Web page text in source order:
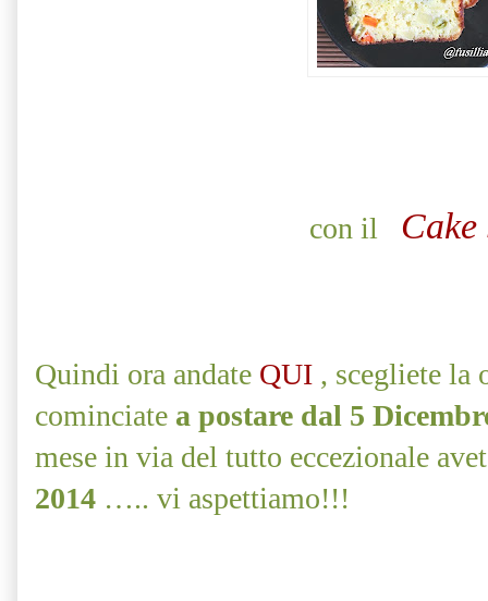
con il
Quindi ora andate QUI , scegliete la
cominciate a postare dal 5
mese in via del tutto eccezionale
2014 ….. vi aspettiamo!!!